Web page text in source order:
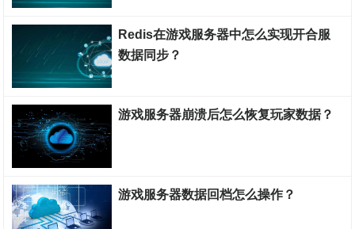
Redis在游戏服务器中怎么实现开合服
数据同步？
游戏服务器崩溃后怎么恢复玩家数据？
游戏服务器数据回档怎么操作？